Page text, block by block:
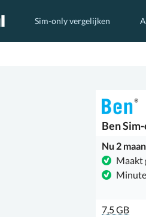
Sim-only vergelijken
Ben
Nu 2
Maakt
7,5 GB